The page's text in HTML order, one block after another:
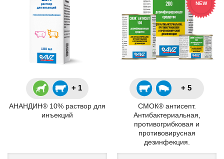
+ 1
АНАНДИН® 10% раствор для
инъекций
NEW
+ 5
СМОК® антисепт.
Антибактериальная,
противогрибковая и
противовирусная
дезинфекция.